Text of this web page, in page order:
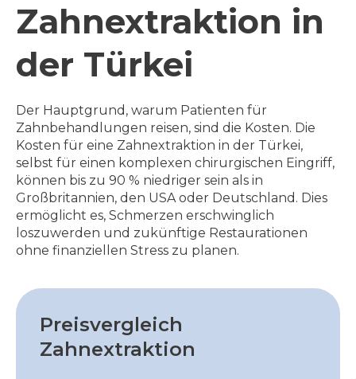
Zahnextraktion in
der Türkei
Der Hauptgrund, warum Patienten für
Zahnbehandlungen reisen, sind die Kosten. Die
Kosten für eine Zahnextraktion in der Türkei,
selbst für einen komplexen chirurgischen Eingriff,
können bis zu 90 % niedriger sein als in
Großbritannien, den USA oder Deutschland. Dies
ermöglicht es, Schmerzen erschwinglich
loszuwerden und zukünftige Restaurationen
ohne finanziellen Stress zu planen.
Preisvergleich
Zahnextraktion